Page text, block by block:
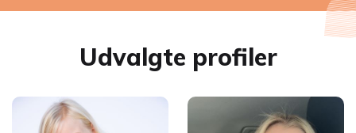
Udvalgte profiler